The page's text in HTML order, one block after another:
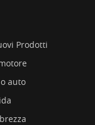
Prodotti
auto